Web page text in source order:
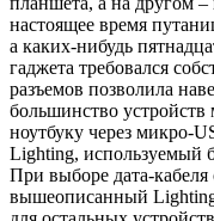
настоящее время
а каких-нибудь
гаджета требовался
разъемов позволила
большинство
ноутбуку через микро-
Lighting, используемый
При выборе дата-кабеля
вышеописанный